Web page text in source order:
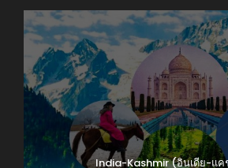
India-Kashmir (อินเดีย-แค